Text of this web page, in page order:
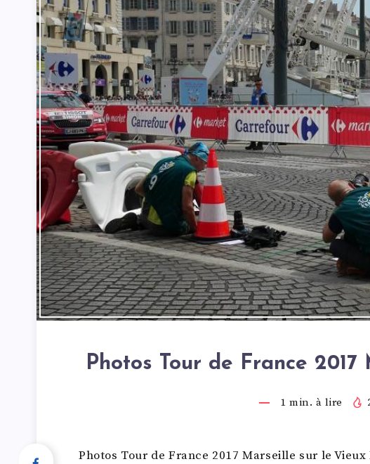
Photos Tour de France
1 min. à lire
Photos Tour de France 2017 Marseille sur le